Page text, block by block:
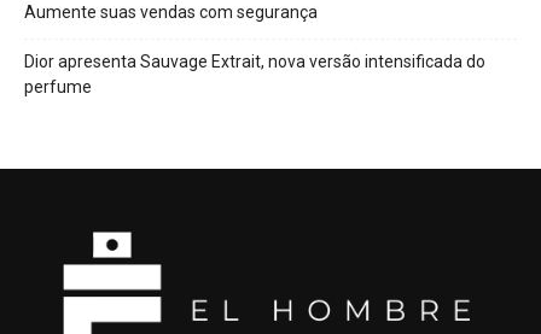
Aumente suas vendas com segurança
Dior apresenta Sauvage Extrait, nova versão intensificada do
perfume